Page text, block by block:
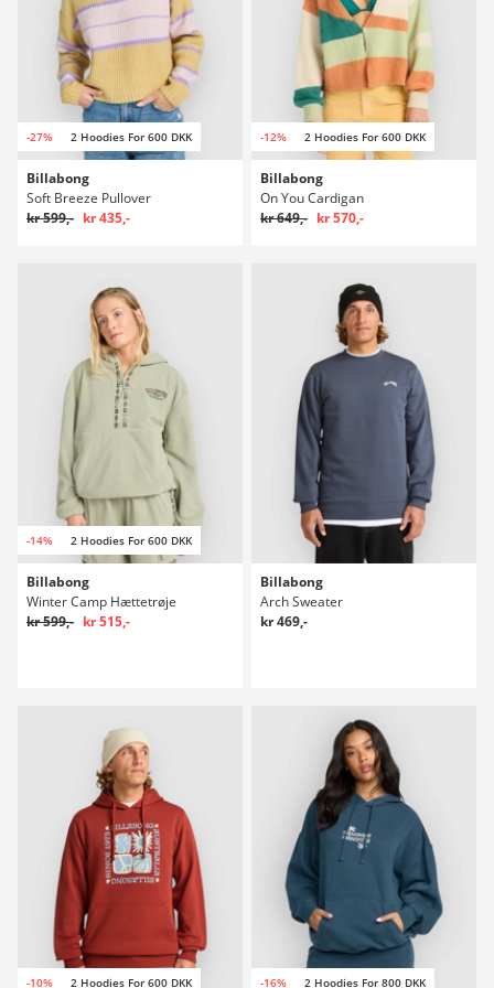
-27% 2 Hoodies For 600 DKK
Billabong
Soft Breeze Pullover
kr 599,- kr 435,-
-12% 2 Hoodies For 600 DKK
Billabong
On You Cardigan
kr 649,- kr 570,-
-14% 2 Hoodies For 600 DKK
Billabong
Winter Camp Hættetrøje
kr 599,- kr 515,-
Billabong
Arch Sweater
kr 469,-
-10% 2 Hoodies For 600 DKK -16% 2 Hoodies For 800 DKK